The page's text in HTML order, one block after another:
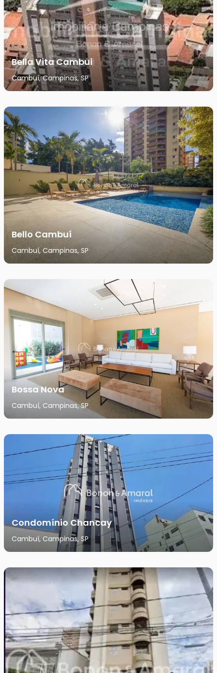
Bella Vita Cambui
Cambuí, Campinas, SP
Bello Cambuí
Cambuí, Campinas, SP
Bossa Nova
Cambuí, Campinas, SP
Condomínio Chancay
Cambuí, Campinas, SP